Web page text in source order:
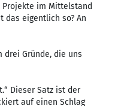
im Mittelstand
das eigentlich so? An
drei Gründe, die uns
Dieser Satz ist der
auf einen Schlag